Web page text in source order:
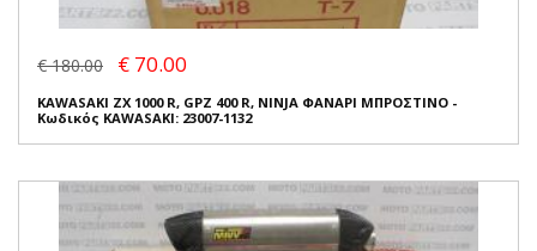
€ 180.00 € 70.00
KAWASAKI ZX 1000 R, GPZ 400 R, NINJA ΦΑΝΑΡΙ ΜΠΡΟΣΤΙΝΟ -
Κωδικός KAWASAKI: 23007-1132